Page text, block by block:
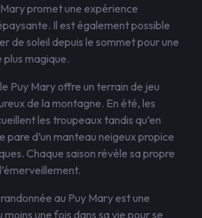
promet une expérience
Il est également possible
de soleil depuis le sommet pour une
magique.
Puy Mary offre un terrain de jeu
de la montagne. En été, les
les troupeaux tandis qu’en
pare d’un manteau neigeux propice
Chaque saison révèle sa propre
au Puy Mary est une
une fois dans sa vie pour se